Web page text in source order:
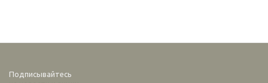
Подписывайтесь